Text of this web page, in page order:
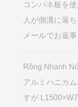
コンパネ板を
人が側溝に落
メールでお返
Rồng Nhanh
アルミハニカ
すが